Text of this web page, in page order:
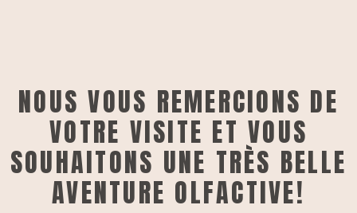
NOUS VOUS REMERCIONS DE
VOTRE VISITE ET VOUS
SOUHAITONS UNE TRÈS BELLE
AVENTURE OLFACTIVE!